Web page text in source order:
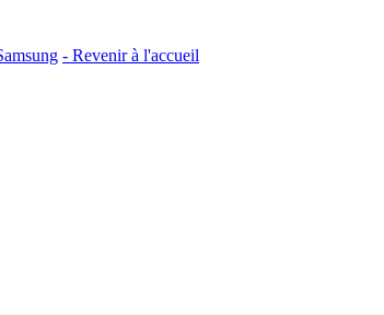
- Revenir à l'accueil